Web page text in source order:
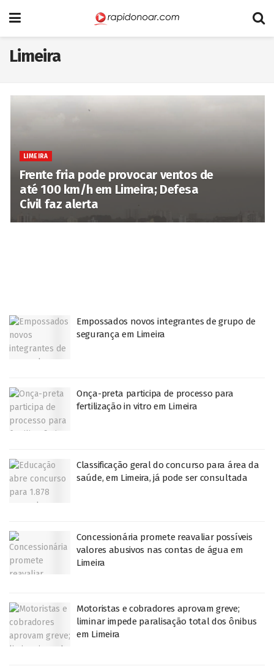
Limeira
LIMEIRA
Frente fria pode provocar ventos de
até 100 km/h em Limeira; Defesa
Civil faz alerta
Empossados novos integrantes de grupo de
segurança em Limeira
Onça-preta participa de processo para
fertilização in vitro em Limeira
Classificação geral do concurso para área da
saúde, em Limeira, já pode ser consultada
Concessionária promete reavaliar possíveis
valores abusivos nas contas de água em
Limeira
Motoristas e cobradores aprovam greve;
liminar impede paralisação total dos ônibus
em Limeira